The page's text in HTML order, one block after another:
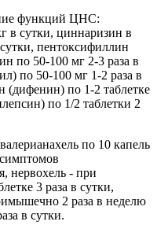
функций ЦНС:
в сутки, циннаризин в
пентоксифиллин
по 50-100 мг 2-3 раза в
по 50-100 мг 1-2 раза в
(дифенин) по 1-2 таблетке
по 1/2 таблетки 2
по 10 капель
нервохель - при
3 раза в сутки,
2 раза в неделю
в сутки.